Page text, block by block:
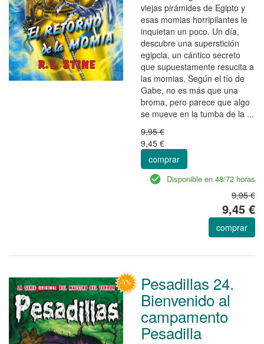
viejas pirámides de Egipto y
esas momias horripilantes le
inquietan un poco. Un día,
descubre una superstición
egipcia, un cántico secreto
que supuestamente resucita a
las momias. Según el tío de
Gabe, no es más que una
broma, pero parece que algo
se mueve en la tumba de la ...
9,95 €
9,45 €
comprar
Disponible en 48/72 horas
9,95 €
9,45 €
comprar
Pesadillas 24.
Bienvenido al
campamento
Pesadilla